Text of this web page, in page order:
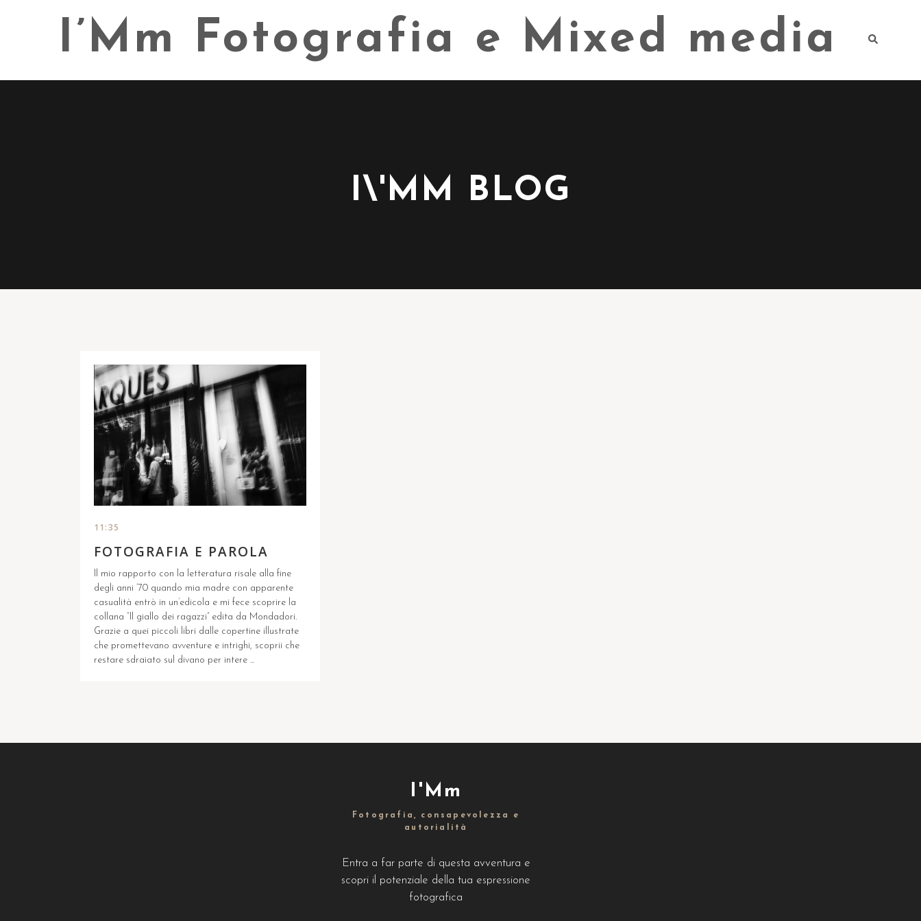
I\'MM BLOG
11:35
FOTOGRAFIA E PAROLA
Il mio rapporto con la letteratura risale alla fine
degli anni ‘70 quando mia madre con apparente
casualità entrò in un’edicola e mi fece scoprire la
collana “Il giallo dei ragazzi” edita da Mondadori.
Grazie a quei piccoli libri dalle copertine illustrate
che promettevano avventure e intrighi, scoprii che
restare sdraiato sul divano per intere ...
I'Mm
Fotografia, consapevolezza e
autorialità
Entra a far parte di questa avventura e
scopri il potenziale della tua espressione
fotografica